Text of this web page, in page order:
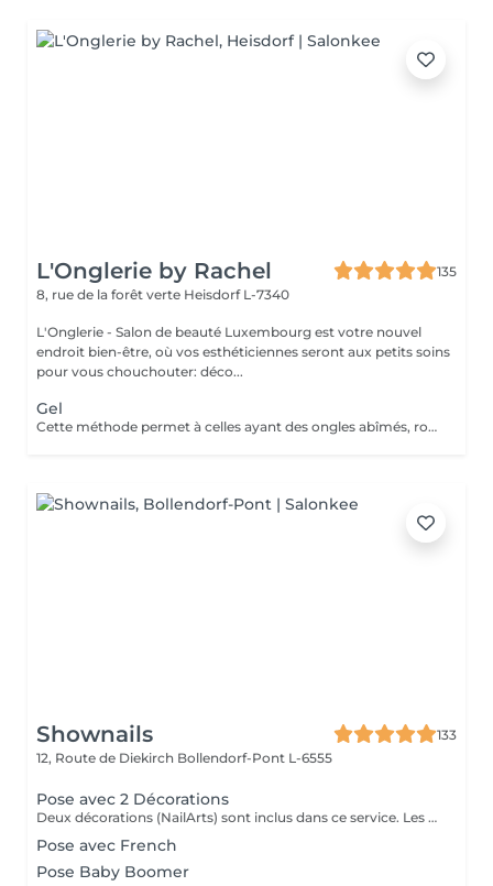
L'Onglerie by Rachel
135
8, rue de la forêt verte Heisdorf L-7340
L'Onglerie - Salon de beauté Luxembourg est votre nouvel
endroit bien-être, où vos esthéticiennes seront aux petits soins
pour vous chouchouter: déco...
Gel
Cette méthode permet à celles ayant des ongles abîmés, rongés, cassants, de retrouver de très jolies mains. En rallongement ou en simple gainage, le gel apportera solidité à vos ongles, et une couleur longue durée
Shownails
133
12, Route de Diekirch Bollendorf-Pont L-6555
Pose avec 2 Décorations
Deux décorations (NailArts) sont inclus dans ce service. Les prix peuvent varier en fonction des décorations supplémentaires.
Pose avec French
Pose Baby Boomer